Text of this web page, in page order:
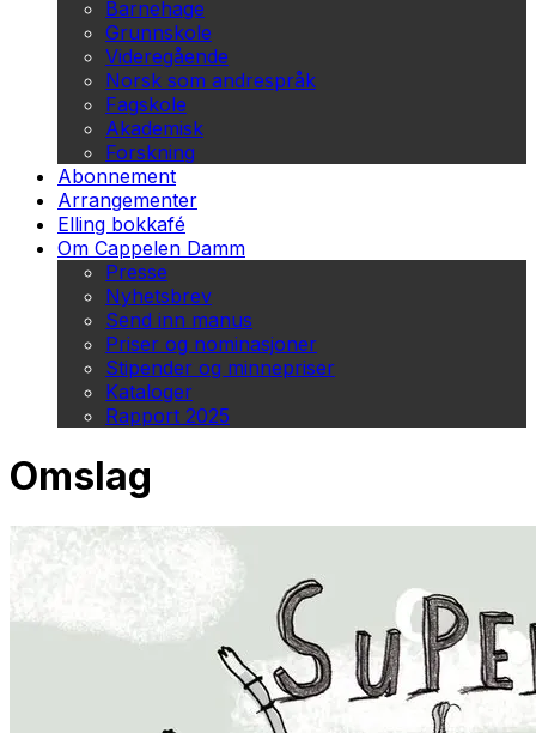
Barnehage
Grunnskole
Videregående
Norsk som andrespråk
Fagskole
Akademisk
Forskning
Abonnement
Arrangementer
Elling bokkafé
Om Cappelen Damm
Presse
Nyhetsbrev
Send inn manus
Priser og nominasjoner
Stipender og minnepriser
Kataloger
Rapport 2025
Omslag